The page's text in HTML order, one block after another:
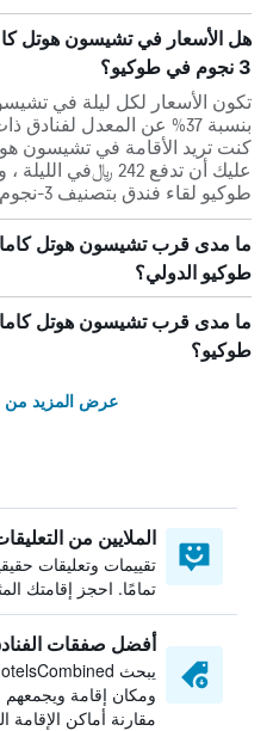
هل الأسعار في تشيسون هوتل
3 نجوم في طوكيو؟
تكون الأسعار لكل ليلة في
كنت تريد الأقامة في تشيسون
عليك أن تدفع 242
طوكيو لقاء فندق بتصنيف 3-نجوم.
ما مدى قرب تشيسون هوتل
طوكيو الدولي؟
ما مدى قرب تشيسون هوتل
طوكيو؟
عرض المزيد من
الملايين من
تقييمات وتعليقات
تمامًا. احجز إقامتك
أفضل صفقات
ومكان إقامة
مقارنة أماكن الإقامة